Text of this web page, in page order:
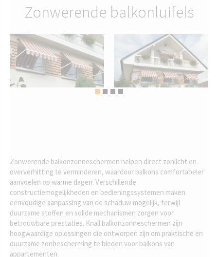
Zonwerende balkonluifels
Zonwerende balkonzonneschermen helpen direct zonlicht en
oververhitting te verminderen, waardoor balkons comfortabeler
aanvoelen op warme dagen. Verschillende
constructiemogelijkheden en bedieningssystemen maken
eenvoudige aanpassing van de schaduw mogelijk, terwijl
duurzame stoffen en solide mechanismen zorgen voor
betrouwbare prestaties. Knall balkonzonneschermen zijn
hoogwaardige oplossingen die ontworpen zijn om praktische en
duurzame zonbescherming te bieden voor balkons van
appartementen.